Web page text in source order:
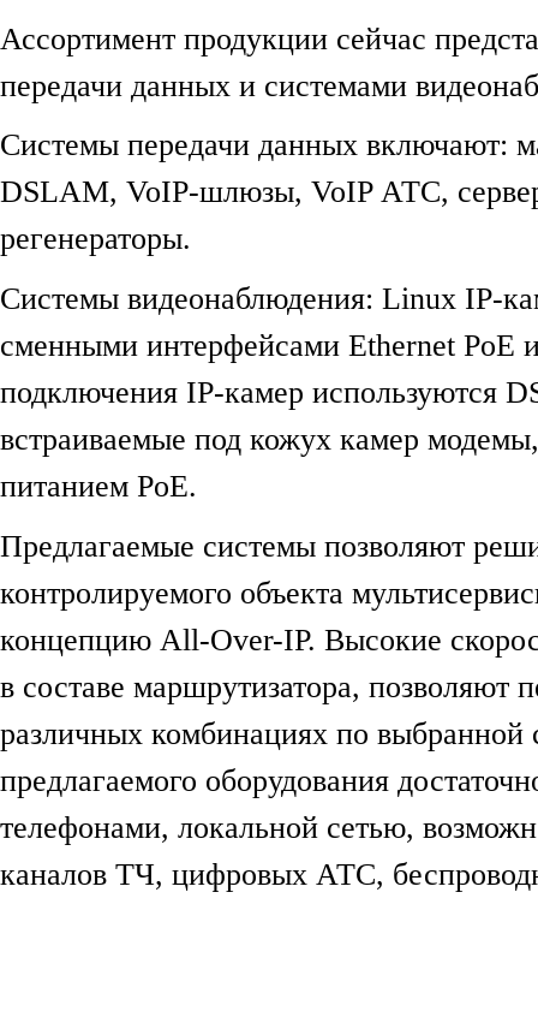
Ассортимент продукции сейчас
передачи данных и системами
Системы передачи данных включают:
DSLAM, VoIP-шлюзы, VoIP АТС,
регенераторы.
Системы видеонаблюдения: Linux IP-
сменными интерфейсами Ethernet PoE
подключения IP-камер используются
встраиваемые под кожух камер
питанием PoE.
Предлагаемые системы позволяют
контролируемого объекта
концепцию All-Over-IP. Высокие
в составе маршрутизатора, позволяют
различных комбинациях по выбранной
предлагаемого оборудования
телефонами, локальной сетью,
каналов ТЧ, цифровых АТС,